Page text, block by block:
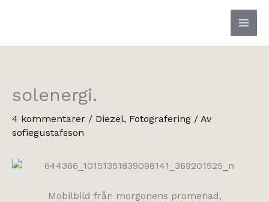
solenergi.
4 kommentarer / Diezel, Fotografering / Av
sofiegustafsson
Mobilbild från morgonens promenad,